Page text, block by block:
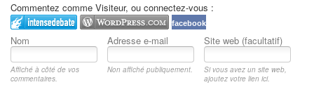
Commentez comme Visiteur, ou connectez-vous :
facebook
Nom Adresse e-mail Site web (facultatif)
Affiché à côté de vos
commentaires.
Non affiché publiquement.
Si vous avez un site web,
ajoutez votre lien ici.